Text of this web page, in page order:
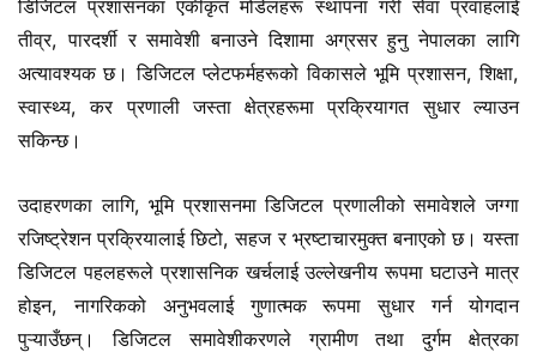
डिजिटल प्रशासनका एकीकृत मोडेलहरू स्थापना गरी सेवा प्रवाहलाई
तीव्र, पारदर्शी र समावेशी बनाउने दिशामा अग्रसर हुनु नेपालका लागि
अत्यावश्यक छ। डिजिटल प्लेटफर्महरूको विकासले भूमि प्रशासन, शिक्षा,
स्वास्थ्य, कर प्रणाली जस्ता क्षेत्रहरूमा प्रक्रियागत सुधार ल्याउन
सकिन्छ।
उदाहरणका लागि, भूमि प्रशासनमा डिजिटल प्रणालीको समावेशले जग्गा
रजिष्ट्रेशन प्रक्रियालाई छिटो, सहज र भ्रष्टाचारमुक्त बनाएको छ। यस्ता
डिजिटल पहलहरूले प्रशासनिक खर्चलाई उल्लेखनीय रूपमा घटाउने मात्र
होइन, नागरिकको अनुभवलाई गुणात्मक रूपमा सुधार गर्न योगदान
पुऱ्याउँछन्। डिजिटल समावेशीकरणले ग्रामीण तथा दुर्गम क्षेत्रका